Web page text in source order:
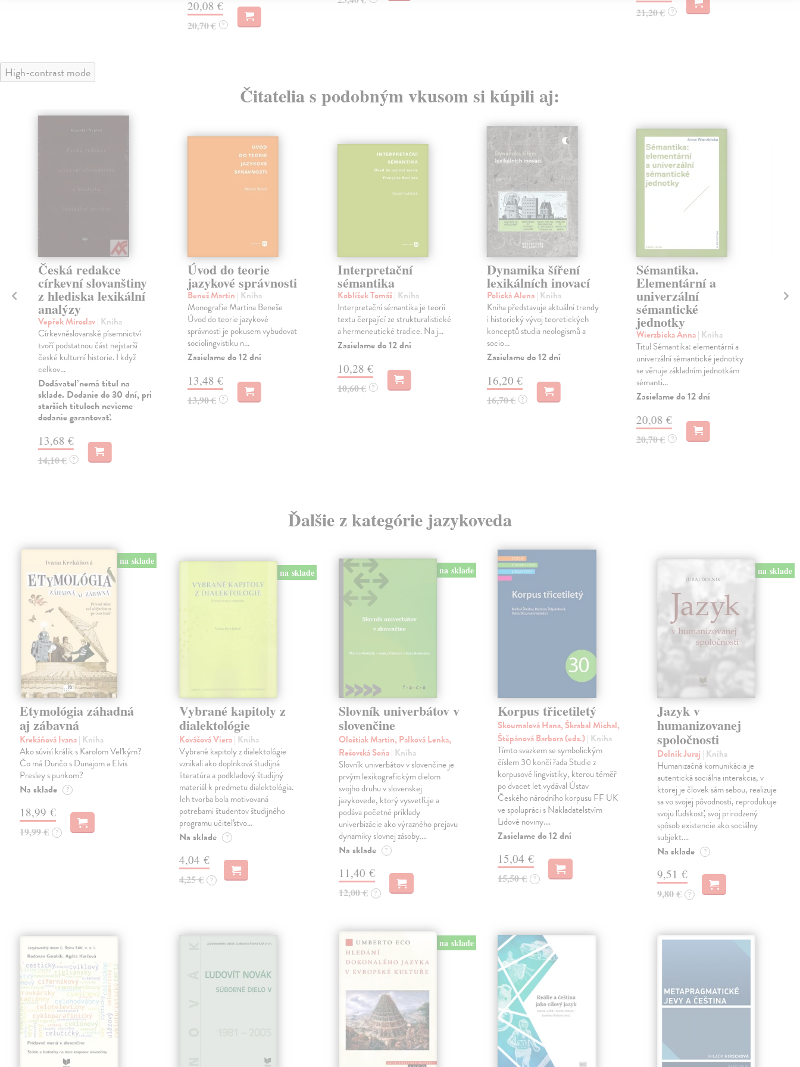
20,08 €
20,70 € ?
21,20 € ?
High-contrast mode
Čitatelia s podobným vkusom si kúpili aj:
Česká redakce
církevní slovanštiny
z hlediska lexikální
analýzy
Vepřek Miroslav| Kniha
Církevněslovanské písemnictví
tvoří podstatnou část nejstarší
české kulturní historie. I když
celkov...
Dodávateľ nemá titul na
sklade. Dodanie do 30 dní, pri
starších tituloch nevieme
dodanie garantovať.
13,68 €
14,10 € ?
Úvod do teorie
jazykové správnosti
Beneš Martin | Kniha
Monografie Martina Beneše
Úvod do teorie jazykové
správnosti je pokusem vybudovat
sociolingvistiku n...
Zasielame do 12 dní
13,48 €
13,90 € ?
Interpretační
sémantika
Koblížek Tomáš| Kniha
Interpretační sémantika je teorií
textu čerpající ze strukturalistické
a hermeneutické tradice. Na j...
Zasielame do 12 dní
10,28 €
10,60 € ?
Dynamika šíření
lexikálních inovací
Polická Alena| Kniha
Kniha představuje aktuální trendy
i historický vývoj teoretických
konceptů studia neologismů a
socio...
Zasielame do 12 dní
16,20 €
16,70 € ?
Sémantika.
Elementární a
univerzální
sémantické
jednotky
Wierzbicka Anna| Kniha
Titul Sémantika: elementární a
univerzální sémantické jednotky
se věnuje základním jednotkám
sémanti...
Zasielame do 12 dní
20,08 €
20,70 € ?
Ďalšie z kategórie jazykoveda
na sklade
Etymológia záhadná
aj zábavná
Krekáňová Ivana| Kniha
Ako súvisí králik s Karolom Veľkým?
Čo má Dunčo s Dunajom a Elvis
Presley s punkom?
Na sklade ?
18,99 €
19,99 € ?
na sklade
Vybrané kapitoly z
dialektológie
Kováčová Viera| Kniha
Vybrané kapitoly z dialektológie
vznikali ako doplnková študijná
literatúra a podkladový študijný
materiál k predmetu dialektológia.
Ich tvorba bola motivovaná
potrebami študentov študijného
programu učiteľstvo…
Na sklade ?
4,04 €
4,25 € ?
na sklade
Slovník univerbátov v
slovenčine
Ološtiak Martin, Palková Lenka,
Rešovská Soňa| Kniha
Slovník univerbátov v slovenčine je
prvým lexikografickým dielom
svojho druhu v slovenskej
jazykovede, ktorý vysvetľuje a
podáva početné príklady
univerbizácie ako výrazného prejavu
dynamiky slovnej zásoby.…
Na sklade ?
11,40 €
12,00 € ?
Korpus třicetiletý
Skoumalová Hana, Škrabal Michal,
Štěpánová Barbora (eds.)| Kniha
Tímto svazkem se symbolickým
číslem 30 končí řada Studie z
korpusové lingvistiky, kterou téměř
po dvacet let vydával Ústav
Českého národního korpusu FF UK
ve spolupráci s Nakladatelstvím
Lidové noviny.…
Zasielame do 12 dní
15,04 €
15,50 € ?
na sklade
Jazyk v
humanizovanej
spoločnosti
Dolník Juraj | Kniha
Humanizačná komunikácia je
autentická sociálna interakcia, v
ktorej je človek sám sebou, realizuje
sa vo svojej pôvodnosti, reprodukuje
svoju ľudskosť, svoj prirodzený
spôsob existencie ako sociálny
subjekt.…
Na sklade ?
9,51 €
9,80 € ?
na sklade